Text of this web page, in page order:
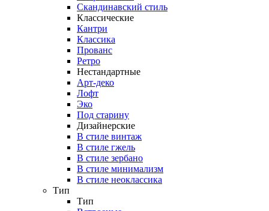
Скандинавский стиль
Классические
Кантри
Классика
Прованс
Ретро
Нестандартные
Арт-деко
Лофт
Эко
Под старину
Дизайнерские
В стиле винтаж
В стиле гжель
В стиле зербано
В стиле минимализм
В стиле неоклассика
Тип
Тип